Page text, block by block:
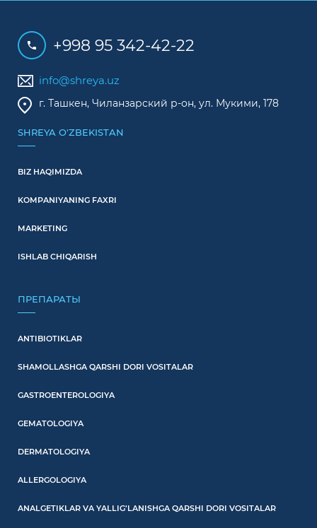
+998 95 342-42-22
info@shreya.uz
г. Ташкен, Чиланзарский р-он, ул. Мукими, 178
SHREYA O'ZBEKISTAN
BIZ HAQIMIZDA
KOMPANIYANING FAXRI
MARKETING
ISHLAB CHIQARISH
ПРЕПАРАТЫ
ANTIBIOTIKLAR
SHAMOLLASHGA QARSHI DORI VOSITALAR
GASTROENTEROLOGIYA
GEMATOLOGIYA
DERMATOLOGIYA
ALLERGOLOGIYA
ANALGETIKLAR VA YALLIG’LANISHGA QARSHI DORI VOSITALAR